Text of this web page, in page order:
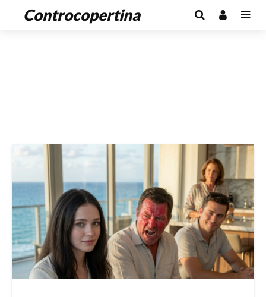
Controcopertina